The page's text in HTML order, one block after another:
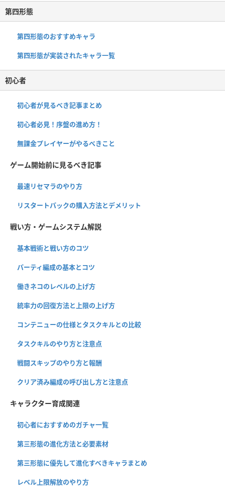
第四形態
第四形態のおすすめキャラ
第四形態が実装されたキャラ一覧
初心者
初心者が見るべき記事まとめ
初心者必見！序盤の進め方！
無課金プレイヤーがやるべきこと
ゲーム開始前に見るべき記事
最速リセマラのやり方
リスタートパックの購入方法とデメリット
戦い方・ゲームシステム解説
基本戦術と戦い方のコツ
パーティ編成の基本とコツ
働きネコのレベルの上げ方
統率力の回復方法と上限の上げ方
コンテニューの仕様とタスクキルとの比較
タスクキルのやり方と注意点
戦闘スキップのやり方と報酬
クリア済み編成の呼び出し方と注意点
キャラクター育成関連
初心者におすすめのガチャ一覧
第三形態の進化方法と必要素材
第三形態に優先して進化すべきキャラまとめ
レベル上限解放のやり方